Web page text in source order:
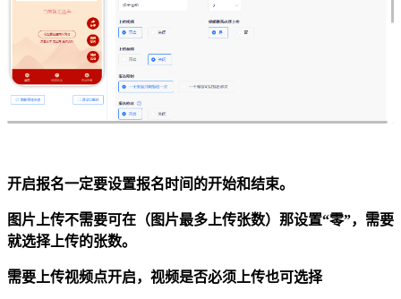
开启报名一定要设置报名时间的开始和结束。
图片上传不需要可在（图片最多上传张数）那设置“零”，需要
就选择上传的张数。
需要上传视频点开启，视频是否必须上传也可选择